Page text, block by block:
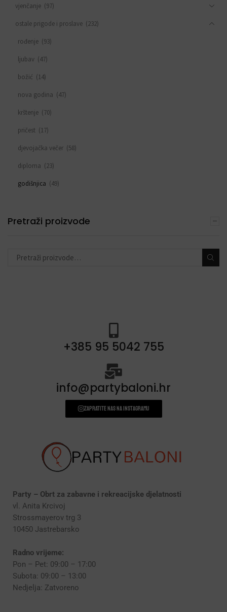
vjenčanje (97)
ostale prigode i proslave (232)
rođenje (93)
ljubav (47)
božić (14)
nova godina (47)
krštenje (70)
pričest (17)
djevojačka večer (58)
diploma (23)
godišnjica (49)
DEKORACIJE S BALONIMA
DODACI ZA PROSLAVE
Pretraži proizvode
+385 95 5042 755
info@partybaloni.hr
Zapratite nas na instagramu
Party – Obrt za zabavne i rekreacijske djelatnosti
vl. Anita Krcivoj
Strossmayerov trg 3
10450 Jastrebarsko
Radno vrijeme:
Pon – Pet: 09:00 – 17:00
Subota: 09:00 – 13:00
Nedjelja: Zatvoreno